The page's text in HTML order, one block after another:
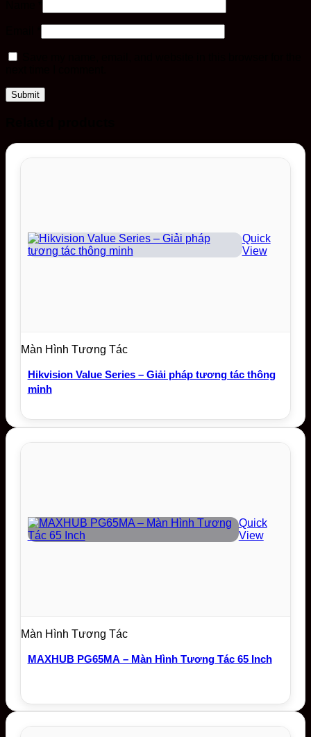
Quick
View
Màn Hình Tương Tác
Hikvision Value Series – Giải pháp tương tác thông
minh
Quick
View
Màn Hình Tương Tác
MAXHUB PG65MA – Màn Hình Tương Tác 65 Inch